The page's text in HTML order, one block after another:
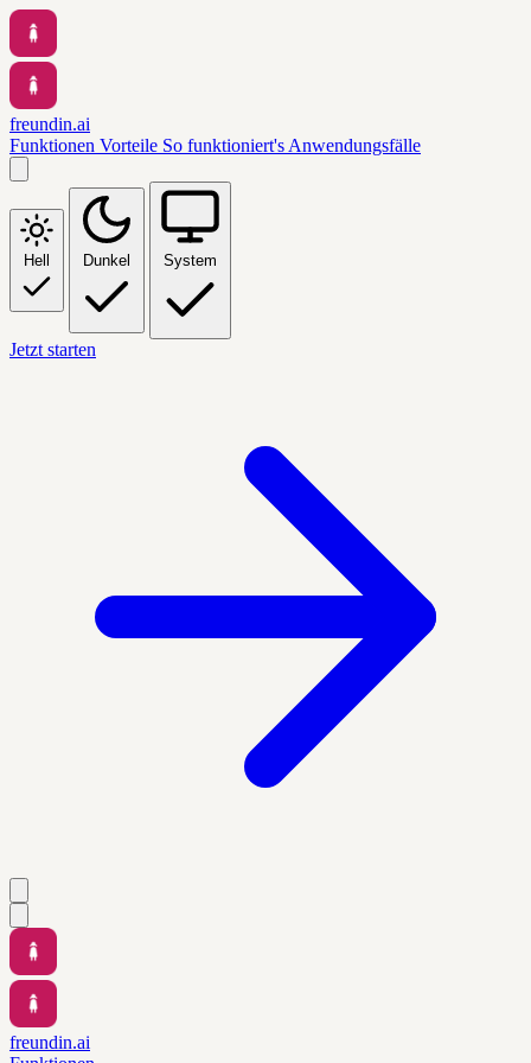
freundin.ai
Funktionen Vorteile So funktioniert's Anwendungsfälle
Hell Dunkel System
Jetzt starten
freundin.ai